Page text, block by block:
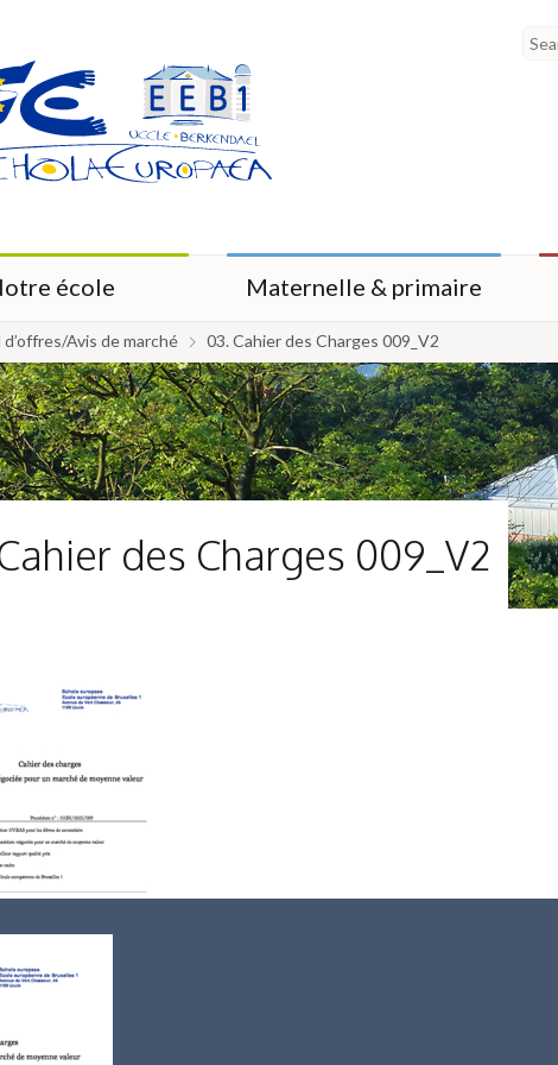
école Maternelle & primaire
Avis de marché 03. Cahier des Charges 009_V2
des Charges 009_V2